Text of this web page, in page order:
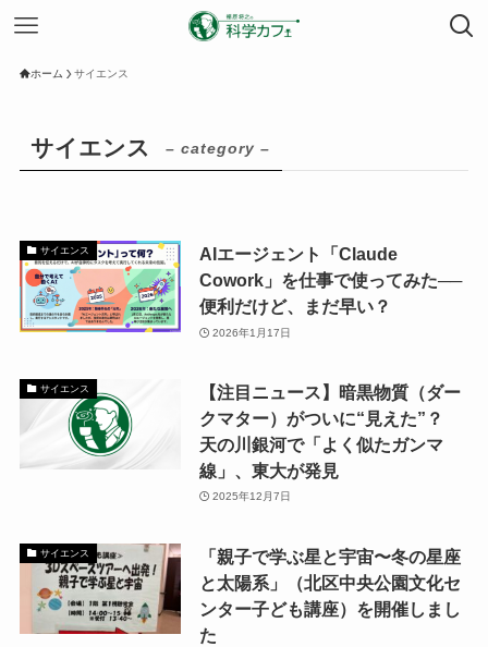
ホーム サイエンス
サイエンス – category –
サイエンス
AIエージェント「Claude
Cowork」を仕事で使ってみた──
便利だけど、まだ早い？
2026年1月17日
サイエンス
【注目ニュース】暗黒物質（ダー
クマター）がついに“見えた”？
天の川銀河で「よく似たガンマ
線」、東大が発見
2025年12月7日
サイエンス
「親子で学ぶ星と宇宙〜冬の星座
と太陽系」（北区中央公園文化セ
ンター子ども講座）を開催しまし
た